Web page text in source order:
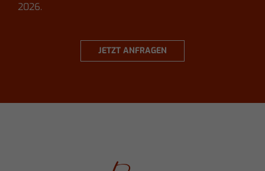
2026.
JETZT ANFRAGEN